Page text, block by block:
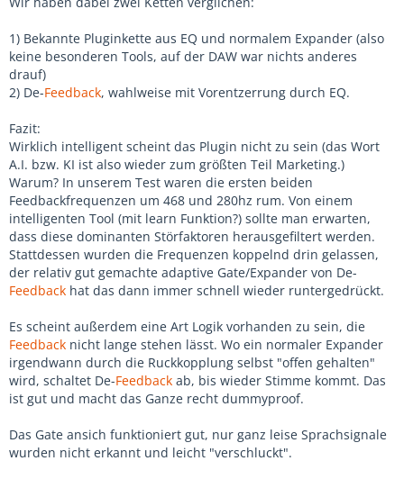
1) Bekannte Pluginkette aus EQ und normalem Expander (also
keine besonderen Tools, auf der DAW war nichts anderes
drauf)
2) De-Feedback, wahlweise mit Vorentzerrung durch EQ.
Fazit:
Wirklich intelligent scheint das Plugin nicht zu sein (das Wort
A.I. bzw. KI ist also wieder zum größten Teil Marketing.)
Warum? In unserem Test waren die ersten beiden
Feedbackfrequenzen um 468 und 280hz rum. Von einem
intelligenten Tool (mit learn Funktion?) sollte man erwarten,
dass diese dominanten Störfaktoren herausgefiltert werden.
Stattdessen wurden die Frequenzen koppelnd drin gelassen,
der relativ gut gemachte adaptive Gate/Expander von De-
Feedback hat das dann immer schnell wieder runtergedrückt.
Es scheint außerdem eine Art Logik vorhanden zu sein, die
Feedback nicht lange stehen lässt. Wo ein normaler Expander
irgendwann durch die Ruckkopplung selbst "offen gehalten"
wird, schaltet De-Feedback ab, bis wieder Stimme kommt. Das
ist gut und macht das Ganze recht dummyproof.
Das Gate ansich funktioniert gut, nur ganz leise Sprachsignale
wurden nicht erkannt und leicht "verschluckt".